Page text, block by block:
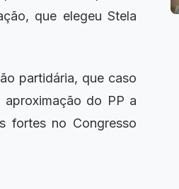
que elegeu Stela
partidária, que caso
do PP a
fortes no Congresso